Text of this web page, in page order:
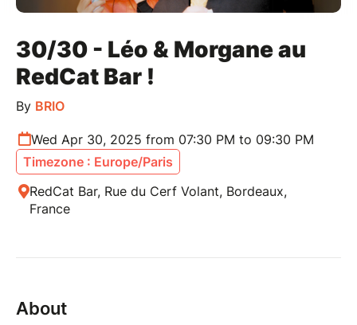
30/30 - Léo & Morgane au
RedCat Bar !
By BRIO
Wed Apr 30, 2025 from 07:30 PM to 09:30 PM
Timezone : Europe/Paris
RedCat Bar, Rue du Cerf Volant, Bordeaux,
France
About